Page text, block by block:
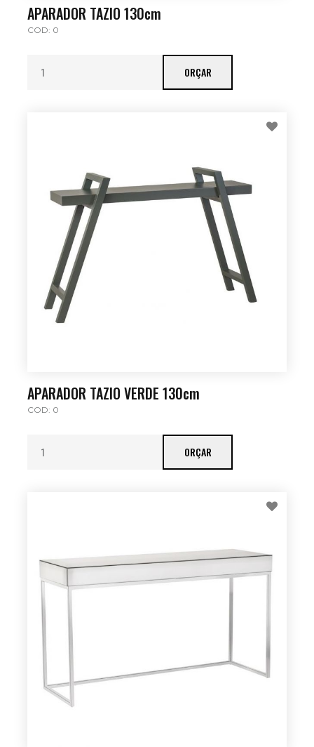
APARADOR TAZIO 130cm
COD: 0
ORÇAR
APARADOR TAZIO VERDE 130cm
COD: 0
ORÇAR